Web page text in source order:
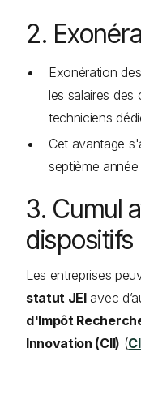
2.
Exonération
les salaires des
techniciens
Cet avantage
septième
3. Cumul
dispositifs
Les entreprises
statut JEIavec
d'Impôt
Innovation (CII) (